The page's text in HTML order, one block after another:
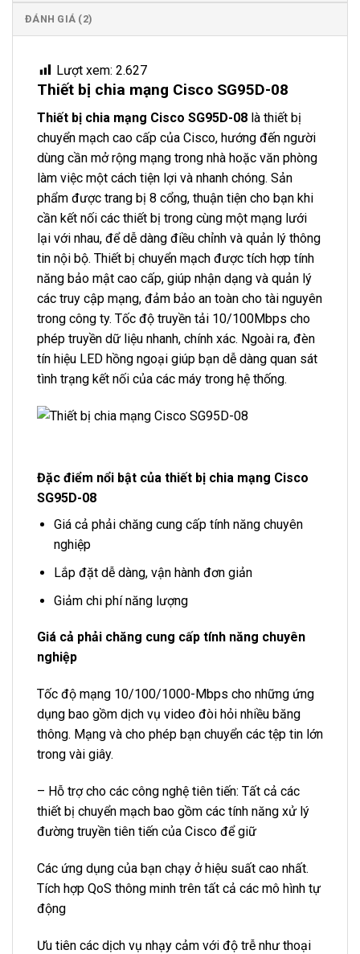
ĐÁNH GIÁ (2)
Lượt xem: 2.627
Thiết bị chia mạng Cisco SG95D-08
Thiết bị chia mạng Cisco SG95D-08 là thiết bị
chuyển mạch cao cấp của Cisco, hướng đến người
dùng cần mở rộng mạng trong nhà hoặc văn phòng
làm việc một cách tiện lợi và nhanh chóng. Sản
phẩm được trang bị 8 cổng, thuận tiện cho bạn khi
cần kết nối các thiết bị trong cùng một mạng lưới
lại với nhau, để dễ dàng điều chỉnh và quản lý thông
tin nội bộ. Thiết bị chuyển mạch được tích hợp tính
năng bảo mật cao cấp, giúp nhận dạng và quản lý
các truy cập mạng, đảm bảo an toàn cho tài nguyên
trong công ty. Tốc độ truyền tải 10/100Mbps cho
phép truyền dữ liệu nhanh, chính xác. Ngoài ra, đèn
tín hiệu LED hồng ngoại giúp bạn dễ dàng quan sát
tình trạng kết nối của các máy trong hệ thống.
Đặc điểm nổi bật của thiết bị chia mạng Cisco
SG95D-08
Giá cả phải chăng cung cấp tính năng chuyên
nghiệp
Lắp đặt dễ dàng, vận hành đơn giản
Giảm chi phí năng lượng
Giá cả phải chăng cung cấp tính năng chuyên
nghiệp
Tốc độ mạng 10/100/1000-Mbps cho những ứng
dụng bao gồm dịch vụ video đòi hỏi nhiều băng
thông. Mạng và cho phép bạn chuyển các tệp tin lớn
trong vài giây.
– Hỗ trợ cho các công nghệ tiên tiến: Tất cả các
thiết bị chuyển mạch bao gồm các tính năng xử lý
đường truyền tiên tiến của Cisco để giữ
Các ứng dụng của bạn chạy ở hiệu suất cao nhất.
Tích hợp QoS thông minh trên tất cả các mô hình tự
động
Ưu tiên các dịch vụ nhạy cảm với độ trễ như thoại